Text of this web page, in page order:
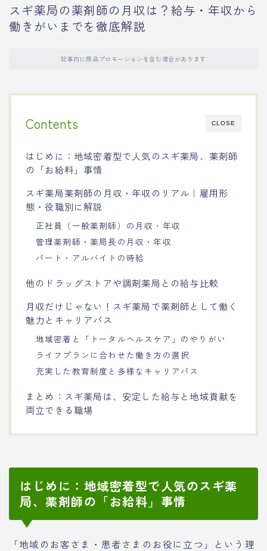
スギ薬局の薬剤師の月収は？給与・年収から
働きがいまでを徹底解説
記事内に商品プロモーションを含む場合があります
CLOSE
Contents
はじめに：地域密着型で人気のスギ薬局、薬剤師
の「お給料」事情
スギ薬局薬剤師の月収・年収のリアル｜雇用形
態・役職別に解説
正社員（一般薬剤師）の月収・年収
管理薬剤師・薬局長の月収・年収
パート・アルバイトの時給
他のドラッグストアや調剤薬局との給与比較
月収だけじゃない！スギ薬局で薬剤師として働く
魅力とキャリアパス
地域密着と「トータルヘルスケア」のやりがい
ライフプランに合わせた働き方の選択
充実した教育制度と多様なキャリアパス
まとめ：スギ薬局は、安定した給与と地域貢献を
両立できる職場
はじめに：地域密着型で人気のスギ薬
局、薬剤師の「お給料」事情
「地域のお客さま・患者さまのお役に立つ」という理